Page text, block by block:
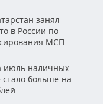
занял
в России по
МСП
июль наличных
стало больше на